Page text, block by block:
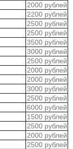
2000 рублей
2200 рублей
2500 рублей
2500 рублей
3500 рублей
3000 рублей
2500 рублей
2000 рублей
2000 рублей
3000 рублей
2500 рублей
6000 рублей
1500 рублей
2500 рублей
2000 рублей
2500 рублей